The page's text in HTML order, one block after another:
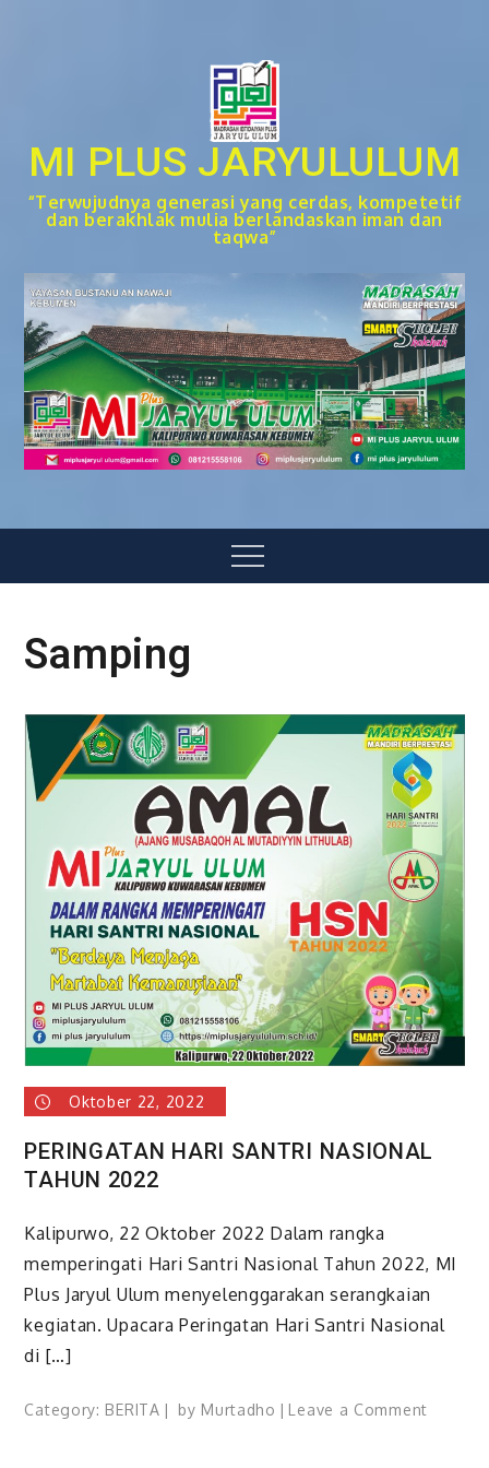
MI PLUS JARYULULUM
“Terwujudnya generasi yang cerdas, kompetetif
dan berakhlak mulia berlandaskan iman dan
taqwa”
Menu
Samping
Oktober 22, 2022
PERINGATAN HARI SANTRI NASIONAL
TAHUN 2022
Kalipurwo, 22 Oktober 2022 Dalam rangka
memperingati Hari Santri Nasional Tahun 2022, MI
Plus Jaryul Ulum menyelenggarakan serangkaian
kegiatan. Upacara Peringatan Hari Santri Nasional
di […]
Category: BERITA by Murtadho Leave a Commenton